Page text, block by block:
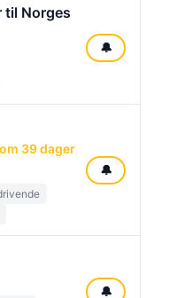
til Norges
🔔
om 39 dager
🔔
🔔